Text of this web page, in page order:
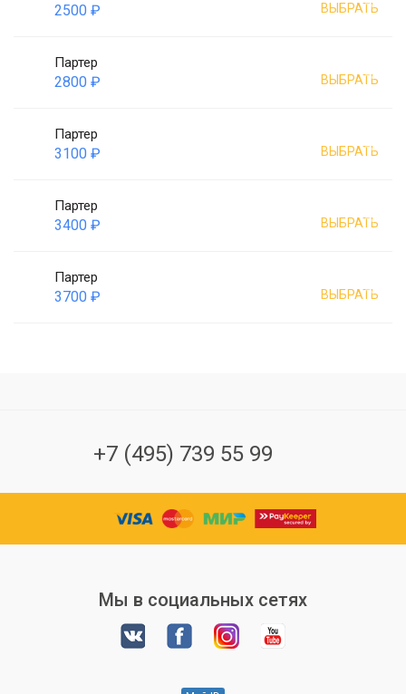
2500 ₽ ВЫБРАТЬ
Партер
2800 ₽ ВЫБРАТЬ
Партер
3100 ₽ ВЫБРАТЬ
Партер
3400 ₽ ВЫБРАТЬ
Партер
3700 ₽ ВЫБРАТЬ
+7 (495) 739 55 99
Мы в социальных сетях